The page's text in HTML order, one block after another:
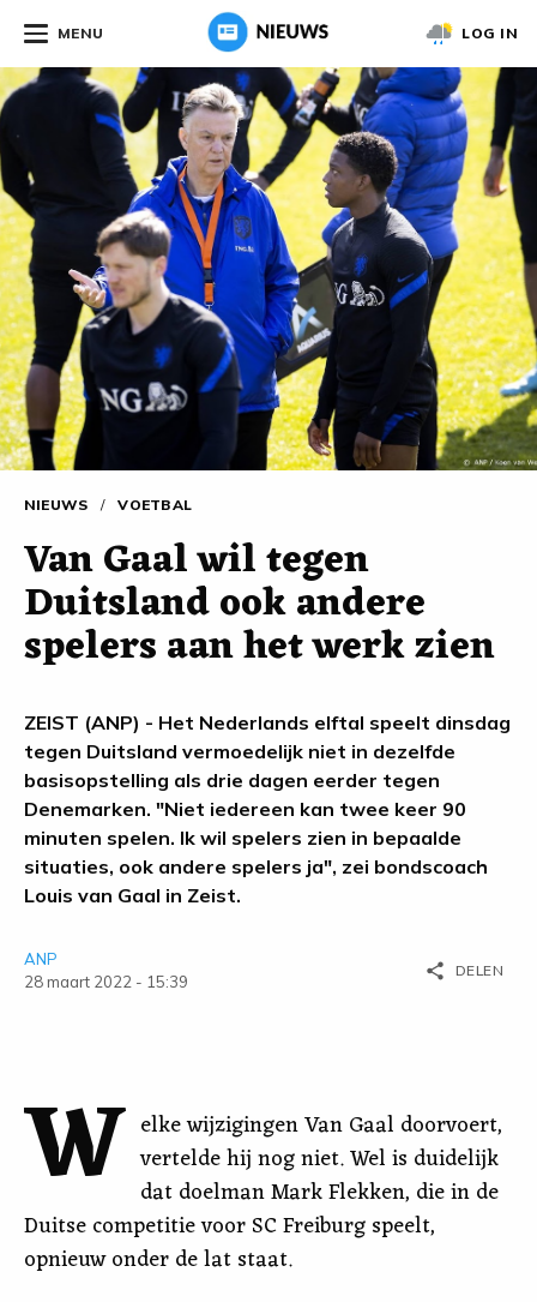
MENU LOG IN
NIEUWS / VOETBAL
Van Gaal wil tegen
Duitsland ook andere
spelers aan het werk zien
ZEIST (ANP) - Het Nederlands elftal speelt dinsdag
tegen Duitsland vermoedelijk niet in dezelfde
basisopstelling als drie dagen eerder tegen
Denemarken. "Niet iedereen kan twee keer 90
minuten spelen. Ik wil spelers zien in bepaalde
situaties, ook andere spelers ja", zei bondscoach
Louis van Gaal in Zeist.
ANP
28 maart 2022 - 15:39
share DELEN
W elke wijzigingen Van Gaal doorvoert,
vertelde hij nog niet. Wel is duidelijk
dat doelman Mark Flekken, die in de
Duitse competitie voor SC Freiburg speelt,
opnieuw onder de lat staat.